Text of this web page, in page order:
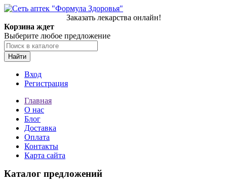
Заказать лекарства онлайн!
Корзина ждет
Выберите любое предложение
Найти
Вход
Регистрация
Главная
О нас
Блог
Доставка
Оплата
Контакты
Карта сайта
Каталог предложений